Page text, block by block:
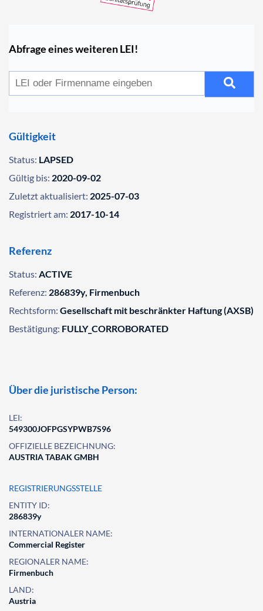
Abfrage eines weiteren LEI!
Gültigkeit
Status: LAPSED
Gültig bis: 2020-09-02
Zuletzt aktualisiert: 2025-07-03
Registriert am: 2017-10-14
Referenz
Status: ACTIVE
Referenz: 286839y, Firmenbuch
Rechtsform: Gesellschaft mit beschränkter Haftung (AXSB)
Bestätigung: FULLY_CORROBORATED
Über die juristische Person:
LEI:
549300JOFPGSYPWB7S96
OFFIZIELLE BEZEICHNUNG:
AUSTRIA TABAK GMBH
REGISTRIERUNGSSTELLE
ENTITY ID:
286839y
INTERNATIONALER NAME:
Commercial Register
REGIONALER NAME:
Firmenbuch
LAND:
Austria